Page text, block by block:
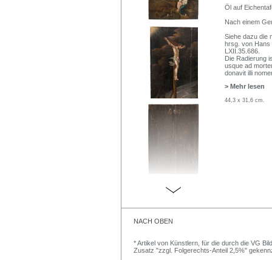
Öl auf
Nach einem
Siehe dazu die
hrsg. von Hans
LXII.35.686.
Die Radierung
usque ad
donavit illi
> Mehr lesen
44,3 x 31,6 cm.
NACH OBEN
* Artikel von Künstlern, für die durch die VG
Zusatz "zzgl. Folgerechts-Anteil 2,5%"